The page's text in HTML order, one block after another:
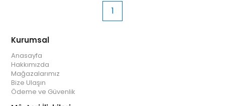
1
Kurumsal
Anasayfa
Hakkımızda
Mağazalarımız
Bize Ulaşın
Ödeme ve Güvenlik